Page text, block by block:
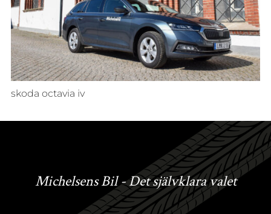
skoda octavia iv
Michelsens Bil - Det självklara valet